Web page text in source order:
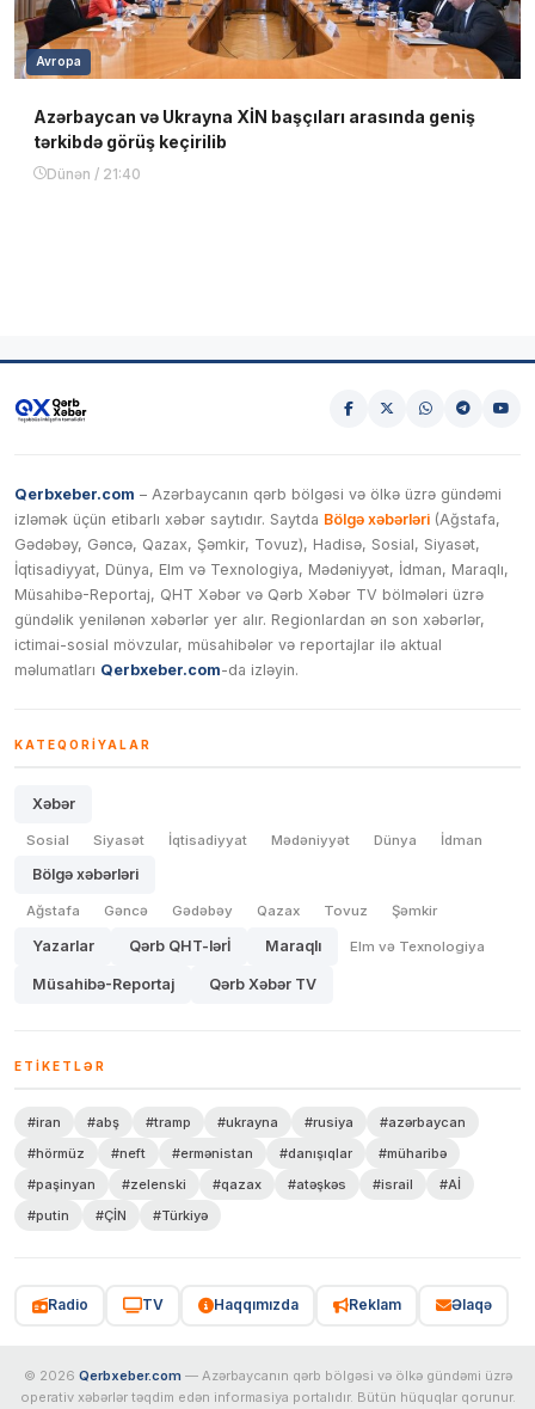
Avropa
Azərbaycan və Ukrayna XİN başçıları arasında geniş
tərkibdə görüş keçirilib
Dünən / 21:40
Qerbxeber.com – Azərbaycanın qərb bölgəsi və ölkə üzrə gündəmi
izləmək üçün etibarlı xəbər saytıdır. Saytda Bölgə xəbərləri (Ağstafa,
Gədəbəy, Gəncə, Qazax, Şəmkir, Tovuz), Hadisə, Sosial, Siyasət,
İqtisadiyyat, Dünya, Elm və Texnologiya, Mədəniyyət, İdman, Maraqlı,
Müsahibə-Reportaj, QHT Xəbər və Qərb Xəbər TV bölmələri üzrə
gündəlik yenilənən xəbərlər yer alır. Regionlardan ən son xəbərlər,
ictimai-sosial mövzular, müsahibələr və reportajlar ilə aktual
məlumatları Qerbxeber.com-da izləyin.
KATEQORIYALAR
Xəbər
Sosial Siyasət İqtisadiyyat Mədəniyyət Dünya İdman
Bölgə xəbərləri
Ağstafa Gəncə Gədəbəy Qazax Tovuz Şəmkir
Yazarlar Qərb QHT-lərİ Maraqlı Elm və Texnologiya
Müsahibə-Reportaj Qərb Xəbər TV
ETIKETLƏR
#iran #abş #tramp #ukrayna #rusiya
#azərbaycan
#hörmüz
#neft #ermənistan #danışıqlar
#müharibə
#paşinyan
#zelenski #qazax #atəşkəs #israil
#Aİ
#putin
#ÇİN #Türkiyə
Radio TV Haqqımızda Reklam Əlaqə
© 2026 Qerbxeber.com — Azərbaycanın qərb bölgəsi və ölkə gündəmi üzrə
operativ xəbərlər təqdim edən informasiya portalıdır. Bütün hüquqlar qorunur.